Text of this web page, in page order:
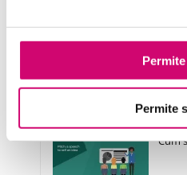
Permite
Cursuri Similare
Cum